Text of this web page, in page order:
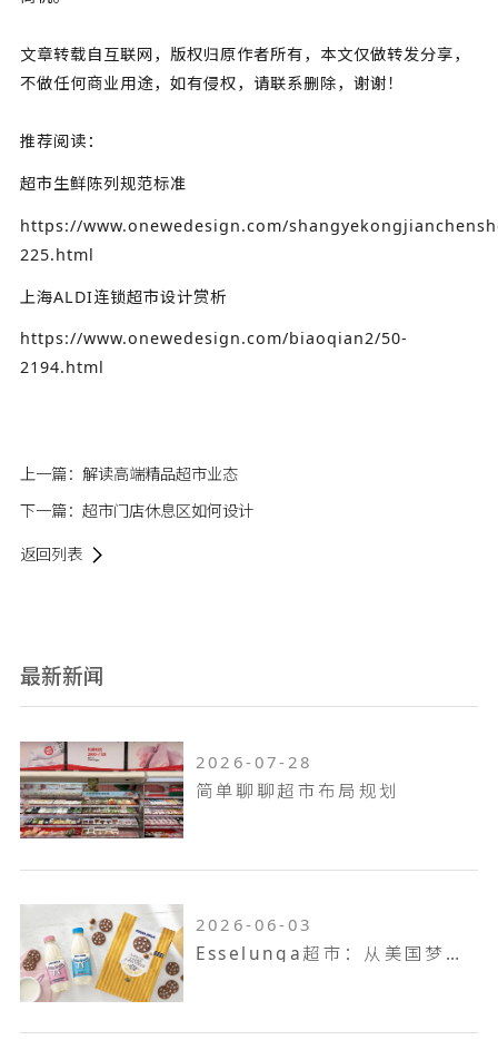
文章转载自互联网，版权归原作者所有，本文仅做转发分享，
不做任何商业用途，如有侵权，请联系删除，谢谢！
推荐阅读：
超市生鲜陈列规范标准
https://www.onewedesign.com/
225.html
上海ALDI连锁超市设计赏析
https://www.onewedesign.com/biaoqian2/50-
2194.html
上一篇： 解读高端精品超市业态
下一篇： 超市门店休息区如何设计
返回列表
最新新闻
2026-07-28
简单聊聊超市布局规划
2026-06-03
Esselunga超市：从美国梦到意大利第三大零售巨头